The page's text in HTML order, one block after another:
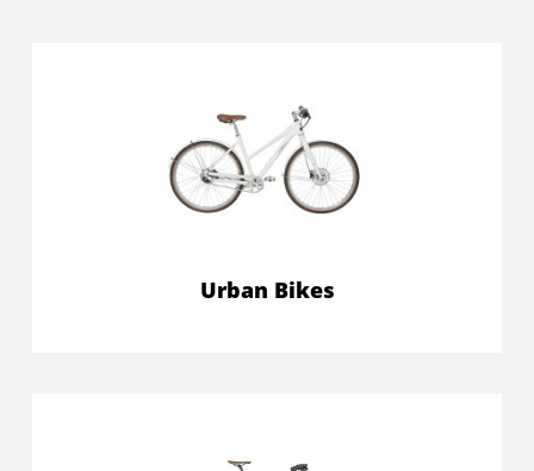
Urban Bikes